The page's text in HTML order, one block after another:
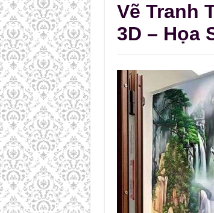
Vẽ Tranh
3D – Họa